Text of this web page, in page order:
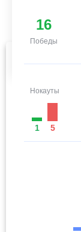
16
Победы
Нокауты
1 5